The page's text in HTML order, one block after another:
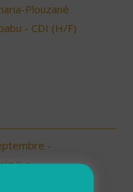
Plouzané
- CDI (H/F)
-
Le